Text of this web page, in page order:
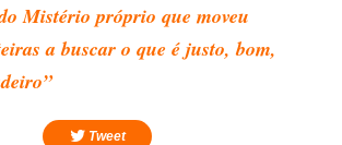
Mistério próprio que moveu
a buscar o que é justo, bom,
Tweet